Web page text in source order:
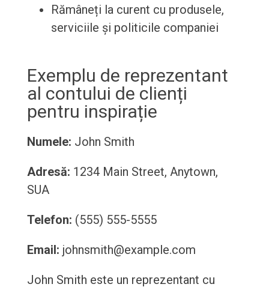
Rămâneți la curent cu produsele,
serviciile și politicile companiei
Exemplu de reprezentant
al contului de clienți
pentru inspirație
Numele: John Smith
Adresă: 1234 Main Street, Anytown,
SUA
Telefon: (555) 555-5555
Email: johnsmith@example.com
John Smith este un reprezentant cu